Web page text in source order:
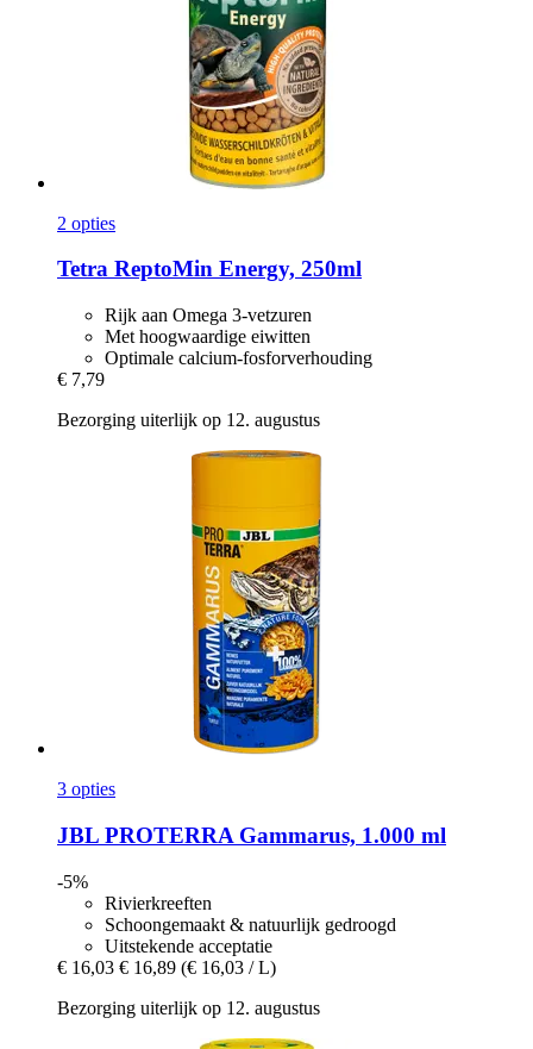
2 opties
Tetra ReptoMin Energy, 250ml
Rijk aan Omega 3-vetzuren
Met hoogwaardige eiwitten
Optimale calcium-fosforverhouding
€ 7,79
Bezorging uiterlijk op 12. augustus
3 opties
JBL PROTERRA Gammarus, 1.000 ml
-5%
Rivierkreeften
Schoongemaakt & natuurlijk gedroogd
Uitstekende acceptatie
€ 16,03 € 16,89 (€ 16,03 / L)
Bezorging uiterlijk op 12. augustus